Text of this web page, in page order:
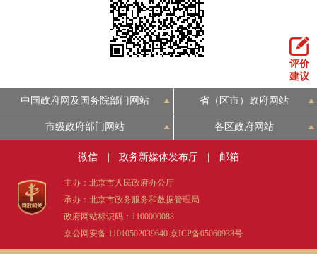
评价
建议
中国政府网及国务院部门网站 省（区市）政府网站
市级政府部门网站 各区政府网站
微信 政务新媒体发布厅 邮箱
主办：北京市人民政府办公厅
承办：北京市政务服务和数据管理局
政府网站标识码：1100000088
京公网安备 11010502039640 京ICP备05060933号